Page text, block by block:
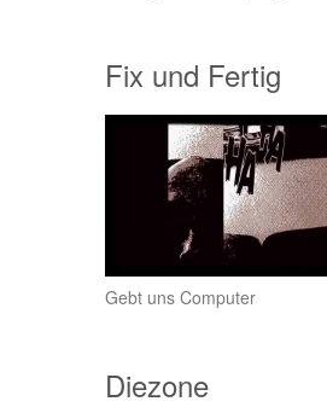
Fix und Fertig
Gebt uns Computer
Diezone